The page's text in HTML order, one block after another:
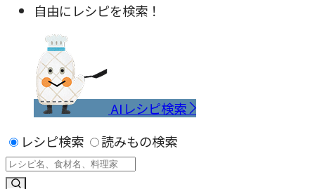
自由にレシピを検索！
AIレシピ検索
レシピ検索
読みもの検索